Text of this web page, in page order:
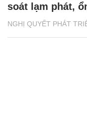
NGHỊ QUYẾT PHÁT
soát lạm phát,